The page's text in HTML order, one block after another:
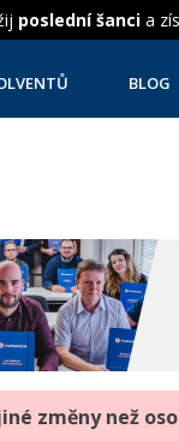
poslední šanci a
BLOG
změny než